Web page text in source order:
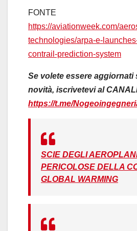
FONTE
https://aviationweek.com/
technologies/arpa-e-
contrail-prediction-system
Se volete essere aggiornati
novità, iscrivetevi al
https://t.me/
SCIE DEGLI
PERICOLOSE DELLA
GLOBAL WARMING